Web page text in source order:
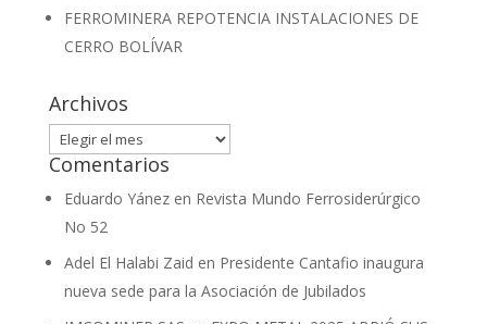
FERROMINERA REPOTENCIA INSTALACIONES DE
CERRO BOLÍVAR
Archivos
Archivos
Comentarios
Eduardo Yánezen Revista Mundo Ferrosiderúrgico
No 52
Adel El Halabi Zaid en Presidente Cantafio inaugura
nueva sede para la Asociación de Jubilados